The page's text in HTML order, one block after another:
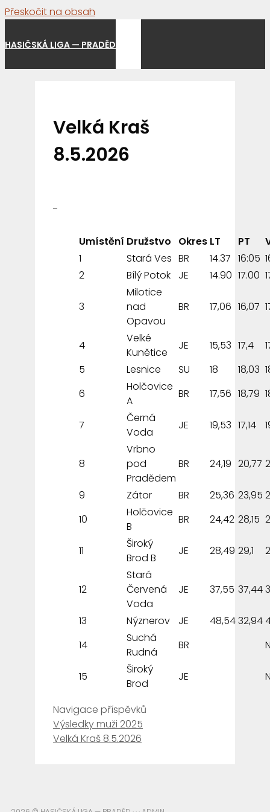
Přeskočit na obsah
HASIČSKÁ LIGA — PRADĚD
Velká Kraš
8.5.2026
Umístění Družstvo Okres LT PT
1
Stará Ves BR 14.37 16:05
2
Bílý Potok JE 14.90 17.00
3
Milotice
nad
Opavou
BR 17,06 16,07
4
Velké
Kunětice
JE 15,53 17,4
5
Lesnice SU 18 18,03
6
Holčovice
A
BR 17,56 18,79
7
Černá
Voda
JE 19,53 17,14
8
Vrbno
pod
Pradědem
BR 24,19 20,77
9 Zátor BR 25,36 23,95
10
Holčovice
B
BR 24,42 28,15
11
Široký
Brod B
JE 28,49 29,1
12
Stará
Červená
Voda
JE 37,55 37,44
13 Nýznerov JE 48,5432,94
14
Suchá
Rudná
BR
15
Široký
Brod
JE
Navigace příspěvků
Výsledky muži 2025
Velká Kraš 8.5.2026